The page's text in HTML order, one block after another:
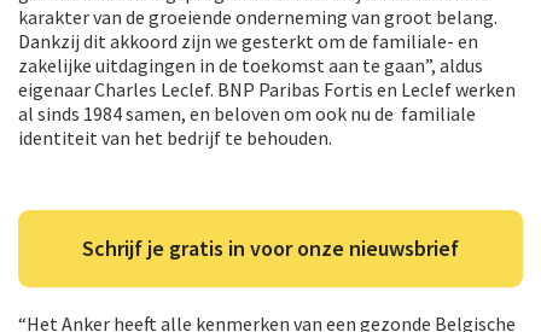
karakter van de groeiende onderneming van groot belang.
Dankzij dit akkoord zijn we gesterkt om de familiale- en
zakelijke uitdagingen in de toekomst aan te gaan”, aldus
eigenaar Charles Leclef. BNP Paribas Fortis en Leclef werken
al sinds 1984 samen, en beloven om ook nu de familiale
identiteit van het bedrijf te behouden.
Schrijf je gratis in voor onze nieuwsbrief
“Het Anker heeft alle kenmerken van een gezonde Belgische